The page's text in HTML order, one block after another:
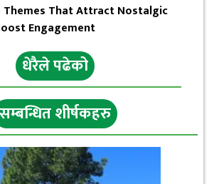
Themes That Attract Nostalgic
Engagement
धेरैले पढेको
सम्बन्धित शीर्षकहरु
हराउँदै त्रिबेणी २१ रनले विजयी